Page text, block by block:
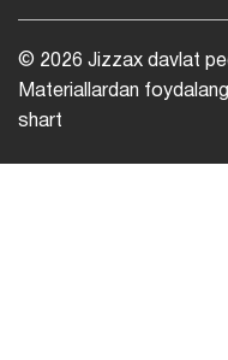
© 2026 Jizzax davlat
Materiallardan
shart